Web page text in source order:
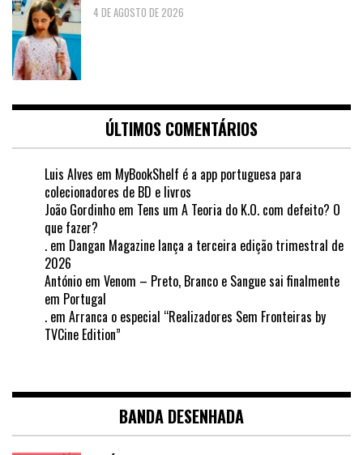
4 DE AGOSTO DE 2026
ÚLTIMOS COMENTÁRIOS
Luis Alves em MyBookShelf é a app portuguesa para
colecionadores de BD e livros
João Gordinho em Tens um A Teoria do K.O. com defeito? O
que fazer?
. em Dangan Magazine lança a terceira edição trimestral de
2026
António em Venom – Preto, Branco e Sangue sai finalmente
em Portugal
. em Arranca o especial “Realizadores Sem Fronteiras by
TVCine Edition”
BANDA DESENHADA